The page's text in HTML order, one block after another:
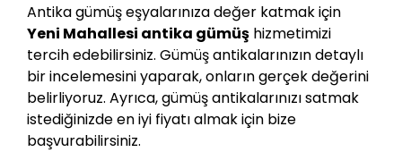
Antika gümüş eşyalarınıza değer katmak için
Yeni Mahallesi antika gümüş hizmetimizi
tercih edebilirsiniz. Gümüş antikalarınızın detaylı
bir incelemesini yaparak, onların gerçek değerini
belirliyoruz. Ayrıca, gümüş antikalarınızı satmak
istediğinizde en iyi fiyatı almak için bize
başvurabilirsiniz.